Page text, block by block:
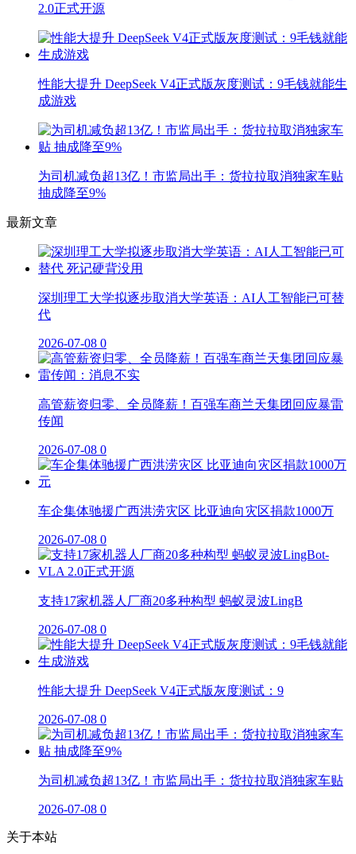
2.0正式开源
性能大提升 DeepSeek V4正式版灰度测试：9毛钱就能生
成游戏
为司机减负超13亿！市监局出手：货拉拉取消独家车贴
抽成降至9%
最新文章
深圳理工大学拟逐步取消大学英语：AI人工智能已可替
代
2026-07-08 0
高管薪资归零、全员降薪！百强车商兰天集团回应暴雷
传闻
2026-07-08 0
车企集体驰援广西洪涝灾区 比亚迪向灾区捐款1000万
2026-07-08 0
支持17家机器人厂商20多种构型 蚂蚁灵波LingB
2026-07-08 0
性能大提升 DeepSeek V4正式版灰度测试：9
2026-07-08 0
为司机减负超13亿！市监局出手：货拉拉取消独家车贴
2026-07-08 0
关于本站